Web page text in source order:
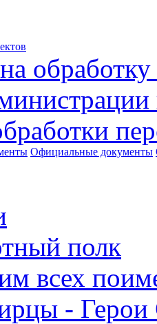
Официальные документы
полк
всех
- Герои